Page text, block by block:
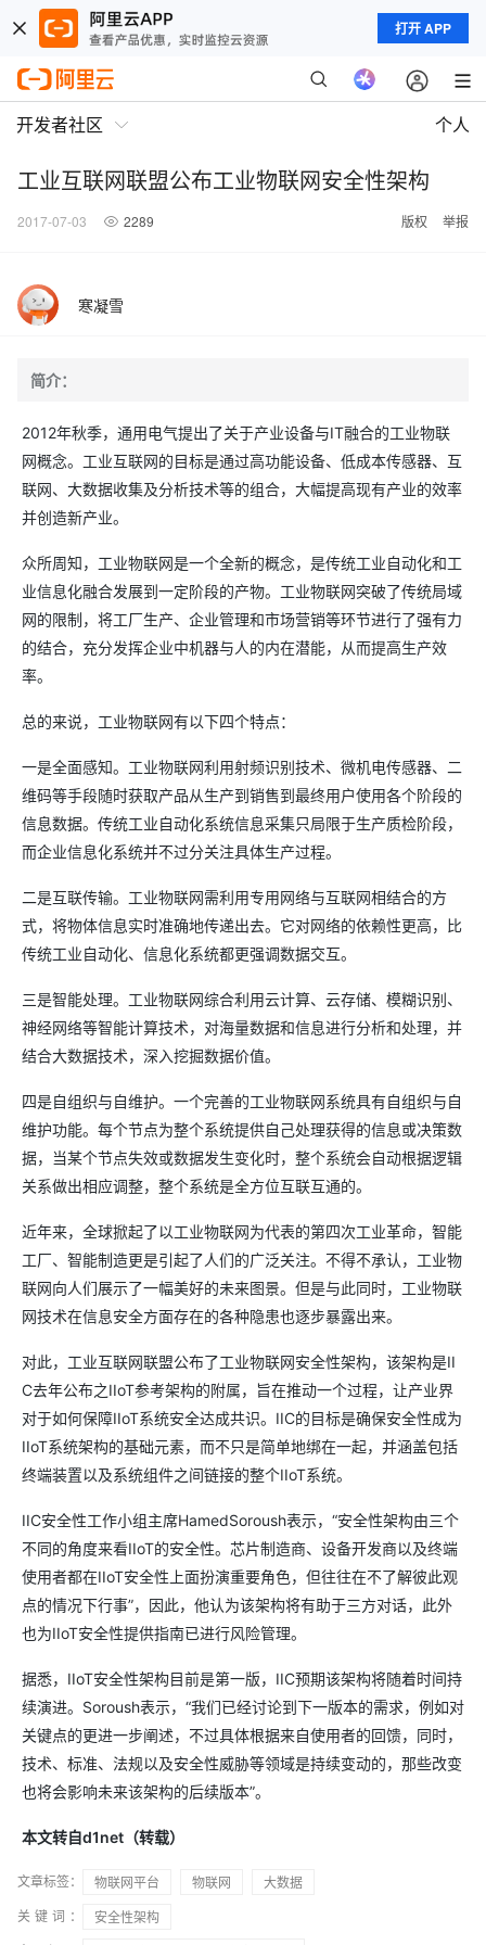
打开 APP
开发者社区 个人
工业互联网联盟公布工业物联网安全性架构
2017-07-03 2289 版权 举报
寒凝雪
简介：
2012年秋季，通用电气提出了关于产业设备与IT融合的工业物联
网概念。工业互联网的目标是通过高功能设备、低成本传感器、互
联网、大数据收集及分析技术等的组合，大幅提高现有产业的效率
并创造新产业。
众所周知，工业物联网是一个全新的概念，是传统工业自动化和工
业信息化融合发展到一定阶段的产物。工业物联网突破了传统局域
网的限制，将工厂生产、企业管理和市场营销等环节进行了强有力
的结合，充分发挥企业中机器与人的内在潜能，从而提高生产效
率。
总的来说，工业物联网有以下四个特点：
一是全面感知。工业物联网利用射频识别技术、微机电传感器、二
维码等手段随时获取产品从生产到销售到最终用户使用各个阶段的
信息数据。传统工业自动化系统信息采集只局限于生产质检阶段，
而企业信息化系统并不过分关注具体生产过程。
二是互联传输。工业物联网需利用专用网络与互联网相结合的方
式，将物体信息实时准确地传递出去。它对网络的依赖性更高，比
传统工业自动化、信息化系统都更强调数据交互。
三是智能处理。工业物联网综合利用云计算、云存储、模糊识别、
神经网络等智能计算技术，对海量数据和信息进行分析和处理，并
结合大数据技术，深入挖掘数据价值。
四是自组织与自维护。一个完善的工业物联网系统具有自组织与自
维护功能。每个节点为整个系统提供自己处理获得的信息或决策数
据，当某个节点失效或数据发生变化时，整个系统会自动根据逻辑
关系做出相应调整，整个系统是全方位互联互通的。
近年来，全球掀起了以工业物联网为代表的第四次工业革命，智能
工厂、智能制造更是引起了人们的广泛关注。不得不承认，工业物
联网向人们展示了一幅美好的未来图景。但是与此同时，工业物联
网技术在信息安全方面存在的各种隐患也逐步暴露出来。
对此，工业互联网联盟公布了工业物联网安全性架构，该架构是II
C去年公布之IIoT参考架构的附属，旨在推动一个过程，让产业界
对于如何保障IIoT系统安全达成共识。IIC的目标是确保安全性成为
IIoT系统架构的基础元素，而不只是简单地绑在一起，并涵盖包括
终端装置以及系统组件之间链接的整个IIoT系统。
IIC安全性工作小组主席HamedSoroush表示，“安全性架构由三个
不同的角度来看IIoT的安全性。芯片制造商、设备开发商以及终端
使用者都在IIoT安全性上面扮演重要角色，但往往在不了解彼此观
点的情况下行事”，因此，他认为该架构将有助于三方对话，此外
也为IIoT安全性提供指南已进行风险管理。
据悉，IIoT安全性架构目前是第一版，IIC预期该架构将随着时间持
续演进。Soroush表示，“我们已经讨论到下一版本的需求，例如对
关键点的更进一步阐述，不过具体根据来自使用者的回馈，同时，
技术、标准、法规以及安全性威胁等领域是持续变动的，那些改变
也将会影响未来该架构的后续版本”。
本文转自d1net（转载）
文章标签： 物联网平台 物联网
大数据
关键词：
安全性架构